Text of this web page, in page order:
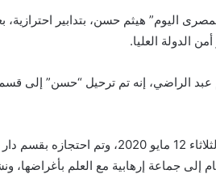
اليوم” هيثم حسن، بتدابير احترازية،
الراضي، إنه تم ترحيل “حسن” إلى قسم
وكانت قوات الأمن، قد ألقت القبض على هيثم حسن، من منزله، يوم الثلاثاء 12 مايو 2020، وتم احتجازه بقسم دار
إلى جماعة إرهابية مع العلم بأغراضها،